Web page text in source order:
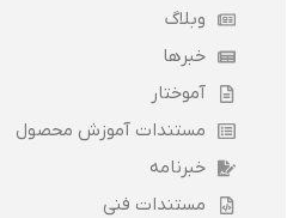
وبلاگ
خبرها
آموختار
مستندات آموزش محصول
خبرنامه
مستندات فنی